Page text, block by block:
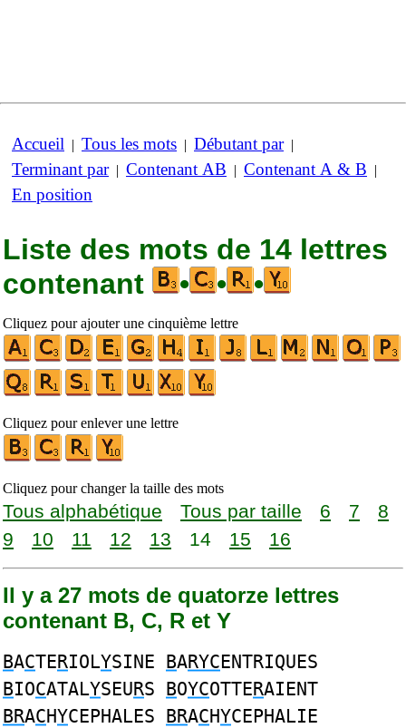
Accueil | Tous les mots | Débutant par|
Terminant par| Contenant AB | Contenant A & B |
En position
Liste des mots de 14 lettres
contenant
• • •
Cliquez pour ajouter une cinquième lettre
Cliquez pour enlever une lettre
Cliquez pour changer la taille des mots
Tous alphabétique Tous par taille 6 7
8
9
10 11 12 13 14 15 16
Il y a 27 mots de quatorze lettres
contenant B, C, R et Y
BACTERIOLYSINE BARYCENTRIQUES
BIOCATALYSEURS BOYCOTTERAIENT
BRACHYCEPHALES BRACHYCEPHALIE